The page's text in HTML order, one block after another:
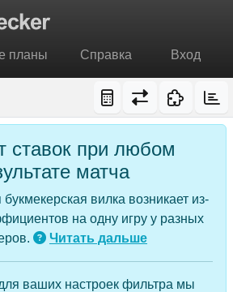
планы Справка Вход
ставок при любом
матча
вилка возникает из-
на одну игру у разных
Читать дальше
ваших настроек фильтра мы